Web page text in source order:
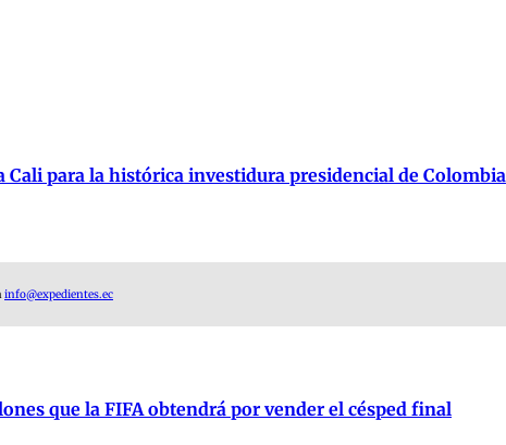
Cali para la histórica investidura presidencial de Colombia
info@expedientes.ec
que la FIFA obtendrá por vender el césped final